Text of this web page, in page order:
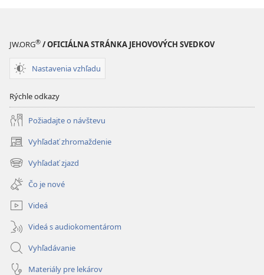
JW.ORG® / OFICIÁLNA STRÁNKA JEHOVOVÝCH SVEDKOV
Nastavenia vzhľadu
Rýchle odkazy
Požiadajte o návštevu
Vyhľadať zhromaždenie
(otvorí
nové
okno)
Vyhľadať zjazd
(otvorí
nové
okno)
Čo je nové
Videá
Videá s audiokomentárom
Vyhľadávanie
Materiály pre lekárov